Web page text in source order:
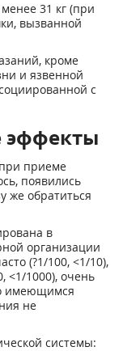
31 кг (при
вызванной
кроме
и язвенной
с
эффекты
приеме
появились
же обратиться
в
организации
(?1/100, <1/10),
<1/1000), очень
имеющимся
не
системы: